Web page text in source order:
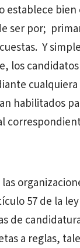
establece bien
ser por;
Y
los
cualquiera
habilitados
57 de la
de
a reglas,